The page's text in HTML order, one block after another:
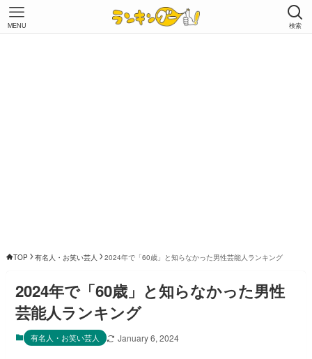
検索
MENU
TOP 有名人・お笑い芸人 2024年で「60歳」と知らなかった男性芸能人ランキング
2024年で「60歳」と知らなかった男性
芸能人ランキング
有名人・お笑い芸人 January 6, 2024